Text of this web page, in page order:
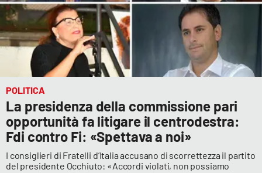
POLITICA
La presidenza della commissione pari
opportunità fa litigare il centrodestra:
Fdi contro Fi: «Spettava a noi»
I consiglieri di Fratelli d’Italia accusano di scorrettezza il partito
del presidente Occhiuto: «Accordi violati, non possiamo